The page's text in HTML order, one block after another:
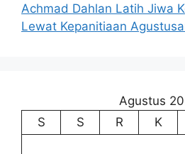
Achmad Dahlan Latih Jiwa
Lewat Kepanitiaan
Agustus
S
S R K